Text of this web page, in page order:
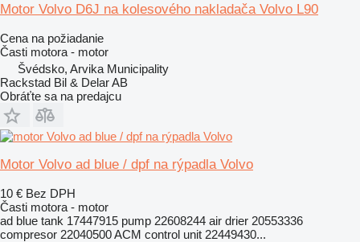
Motor Volvo D6J na kolesového nakladača Volvo L90
Cena na požiadanie
Časti motora - motor
Švédsko, Arvika Municipality
Rackstad Bil & Delar AB
Obráťte sa na predajcu
Motor Volvo ad blue / dpf na rýpadla Volvo
10 € Bez DPH
Časti motora - motor
ad blue tank 17447915 pump 22608244 air drier 20553336
compresor 22040500 ACM control unit 22449430...